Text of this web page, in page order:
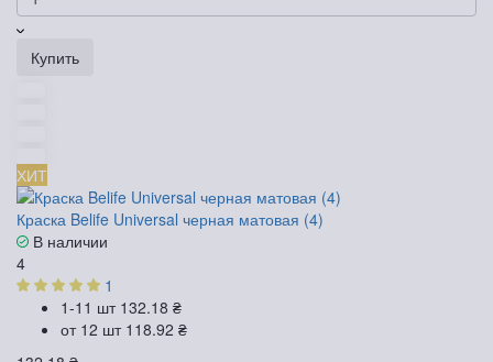
Купить
ХИТ
Краска Belife Universal черная матовая (4)
В наличии
4
1
1-11 шт 132.18 ₴
от 12 шт 118.92 ₴